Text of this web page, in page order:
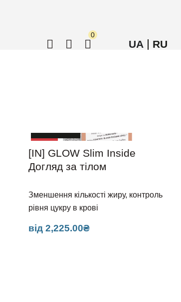
0
UA RU
[IN] GLOW Slim Inside
Догляд за тілом
від 2,225.00₴
Зменшення кількості жиру, контроль
рівня цукру в крові